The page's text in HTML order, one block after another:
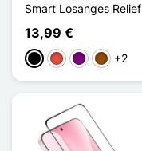
Smart Losanges Relief
13,99 €
Schwarz
Rot ViolettBraun
+2